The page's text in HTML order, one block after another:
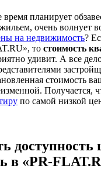
планирует
очень волнует
на недвижимость?
то стоимость
удивит. А все
стоимость
Получается,
по самой низкой
доступность
в «PR-